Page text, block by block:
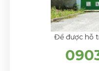
Để được hỗ